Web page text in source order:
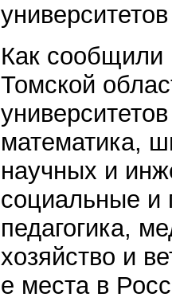
Как сообщили
Томской
математика,
научных и
социальные и
педагогика,
хозяйство и
е места в